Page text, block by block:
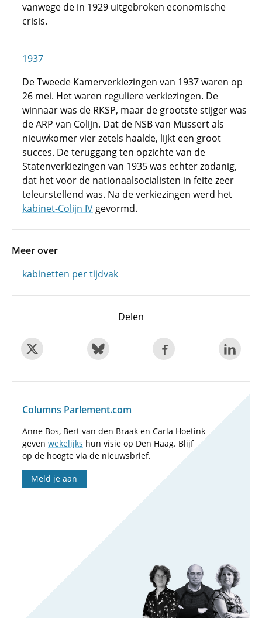
vanwege de in 1929 uitgebroken economische
crisis.
1937
De Tweede Kamerverkiezingen van 1937 waren op
26 mei. Het waren reguliere verkiezingen. De
winnaar was de RKSP, maar de grootste stijger was
de ARP van Colijn. Dat de NSB van Mussert als
nieuwkomer vier zetels haalde, lijkt een groot
succes. De teruggang ten opzichte van de
Statenverkiezingen van 1935 was echter zodanig,
dat het voor de nationaalsocialisten in feite zeer
teleurstellend was. Na de verkiezingen werd het
kabinet-Colijn IV gevormd.
Meer over
kabinetten per tijdvak
Delen
Columns Parlement.com
Anne Bos, Bert van den Braak en Carla Hoetink
geven wekelijks hun visie op Den Haag. Blijf
op de hoogte via de nieuwsbrief.
Meld je aan